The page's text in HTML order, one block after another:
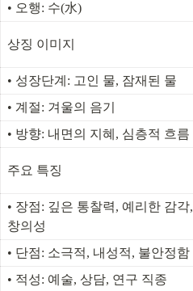
• 오행: 수(水)
상징 이미지
• 성장단계: 고인 물, 잠재된 물
• 계절: 겨울의 음기
• 방향: 내면의 지혜, 심층적 흐름
주요 특징
• 장점: 깊은 통찰력, 예리한 감각,
창의성
• 단점: 소극적, 내성적, 불안정함
• 적성: 예술, 상담, 연구 직종